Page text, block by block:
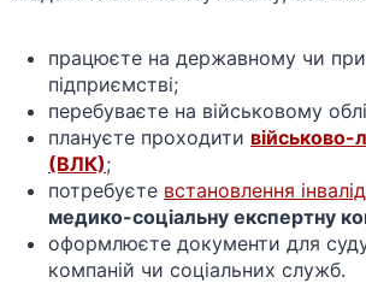
працюєте на державному чи
підприємстві;
перебуваєте на військовому
плануєте проходити військово-
(ВЛК);
потребуєте встановлення
медико-соціальну експертну
оформлюєте документи для
компаній чи соціальних служб.